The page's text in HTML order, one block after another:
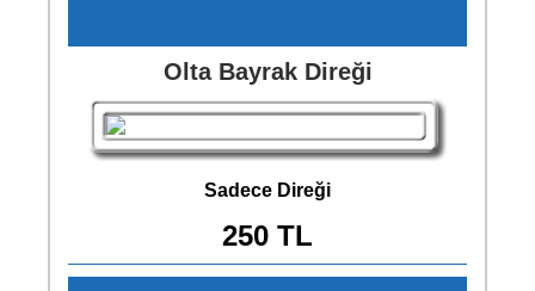
Olta Bayrak Direği
Sadece Direği
250 TL